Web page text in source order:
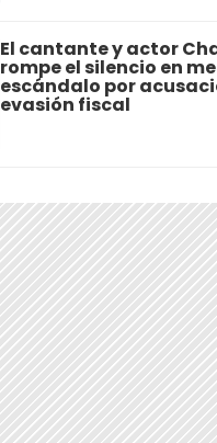
El cantante y actor
rompe el silencio en
escándalo por
evasión fiscal